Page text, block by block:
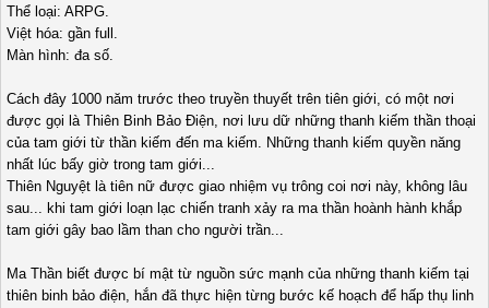
Thể loại: ARPG.
Việt hóa: gần full.
Màn hình: đa số.
Cách đây 1000 năm trước theo truyền thuyết trên tiên giới, có một nơi
được gọi là Thiên Binh Bảo Điện, nơi lưu dữ những thanh kiếm thần thoại
của tam giới từ thần kiếm đến ma kiếm. Những thanh kiếm quyền năng
nhất lúc bấy giờ trong tam giới...
Thiên Nguyệt là tiên nữ được giao nhiệm vụ trông coi nơi này, không lâu
sau... khi tam giới loạn lạc chiến tranh xảy ra ma thần hoành hành khắp
tam giới gây bao lầm than cho người trần...
Ma Thần biết được bí mật từ nguồn sức mạnh của những thanh kiếm tại
thiên binh bảo điện, hắn đã thực hiện từng bước kế hoạch để hấp thụ linh